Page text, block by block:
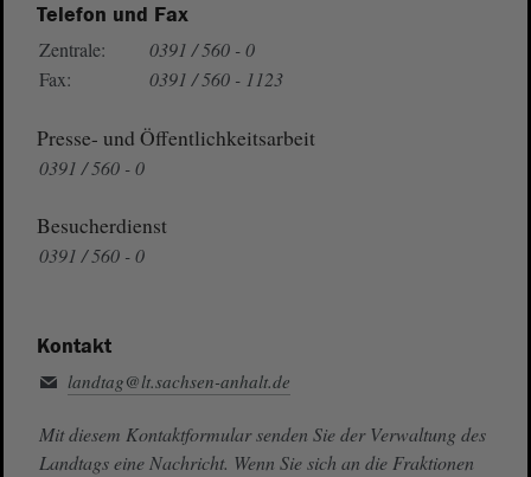
Telefon und Fax
Zentrale:
0391 / 560 - 0
Fax:
0391 / 560 - 1123
Presse- und Öffentlichkeitsarbeit
0391 / 560 - 0
Besucherdienst
0391 / 560 - 0
Kontakt
landtag@lt.sachsen-anhalt.de
Mit diesem Kontaktformular senden Sie der Verwaltung des
Landtags eine Nachricht. Wenn Sie sich an die Fraktionen